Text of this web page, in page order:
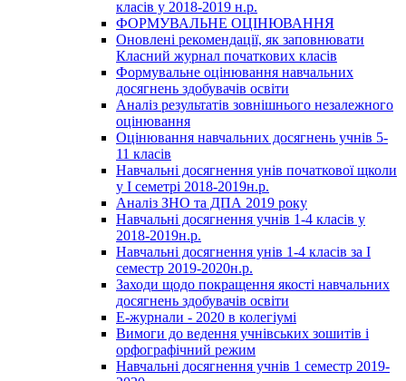
класів у 2018-2019 н.р.
ФОРМУВАЛЬНЕ ОЦІНЮВАННЯ
Оновлені рекомендації, як заповнювати
Класний журнал початкових класів
Формувальне оцінювання навчальних
досягнень здобувачів освіти
Аналіз результатів зовнішнього незалежного
оцінювання
Оцінювання навчальних досягнень учнів 5-
11 класів
Навчальні досягнення унів початкової щколи
у І семетрі 2018-2019н.р.
Аналіз ЗНО та ДПА 2019 року
Навчальні досягнення учнів 1-4 класів у
2018-2019н.р.
Навчальні досягнення унів 1-4 класів за І
семестр 2019-2020н.р.
Заходи щодо покращення якості навчальних
досягнень здобувачів освіти
Е-журнали - 2020 в колегіумі
Вимоги до ведення учнівських зошитів і
орфографічний режим
Навчальні досягнення учнів 1 семестр 2019-